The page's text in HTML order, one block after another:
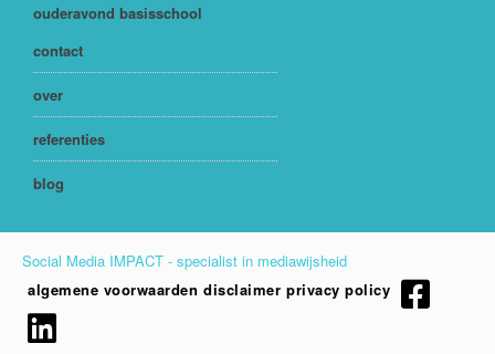
ouderavond basisschool
contact
over
referenties
blog
Social Media IMPACT - specialist in mediawijsheid
algemene voorwaarden disclaimer privacy policy